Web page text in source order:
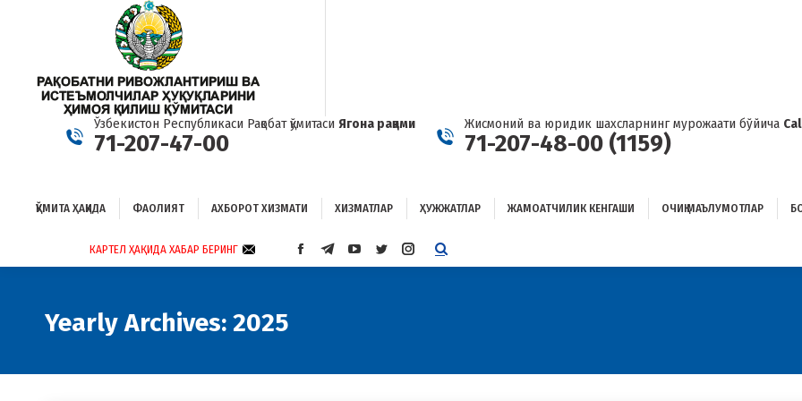
Ўзбекистон Республикаси Рақобат қўмитаси Ягона рақами
71-207-47-00
Жисмоний ва юридик шахсларнинг мурожаати бўйича
71-207-48-00 (1159)
ҚЎМИТА ҲАҚИДА ФАОЛИЯТ АХБОРОТ ХИЗМАТИ ХИЗМАТЛАР ҲУЖЖАТЛАР ЖАМОАТЧИЛИК КЕНГАШИ ОЧИҚ МАЪЛУМОТЛАР
КАРТЕЛ ҲАҚИДА ХАБАР БЕРИНГ
FACEBOOKTELEGRAM
YOUTUBE
TWITTERINSTAGRAM
Yearly Archives: 2025
ФАОЛИЯТ